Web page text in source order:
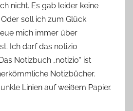
n
n
e
nicht. Es gab leider keine
soll ich zum Glück
mich immer über
Ich darf das notizio
Notizbuch „notizio“ ist
Notizbücher.
Linien auf weißem Papier.